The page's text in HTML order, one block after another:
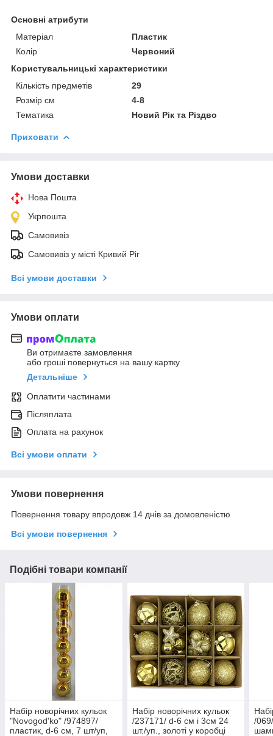
Основні атрибути
Матеріал
Пластик
Колір
Червоний
Користувальницькі характеристики
Кількість предметів
29
Розмір см
4-8
Тематика
Новий Рік та Різдво
Приховати
Умови доставки
Нова Пошта
Укрпошта
Самовивіз
Самовивіз у місті Кривий Ріг
Всі умови доставки
Умови оплати
Ви отримаєте замовлення
або гроші повернуться на вашу картку
Детальніше
Оплатити частинами
Післяплата
Оплата на рахунок
Всі умови оплати
Умови повернення
Повернення товару впродовж 14 днів за домовленістю
Всі умови повернення
Подібні товари компанії
Набір новорічних кульок
"Novogod'ko" /974897/
пластик, d-6 cм, 7 шт/уп,
Набір новорічних кульок
/237171/ d-6 cм і 3см 24
шт./уп., золоті у коробці
/